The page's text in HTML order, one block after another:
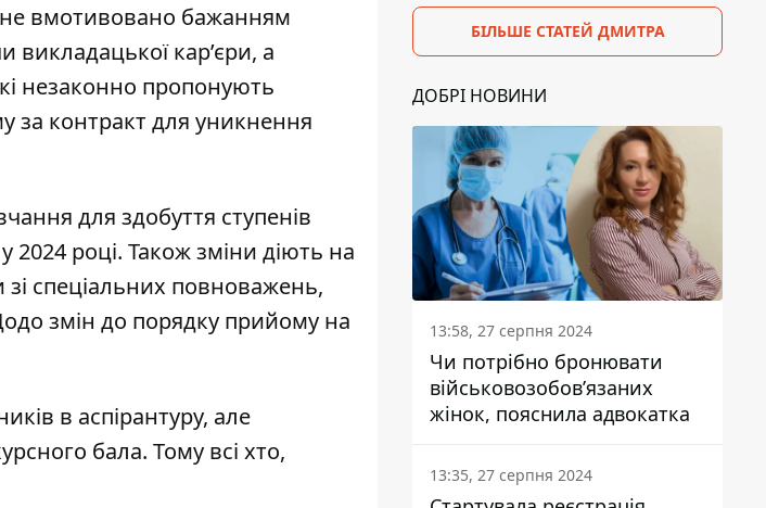
не вмотивовано бажанням
викладацької кар’єри, а
незаконно пропонують
за контракт для уникнення
для здобуття ступенів
2024 році. Також зміни діють на
спеціальних повноважень,
змін до порядку прийому на
в аспірантуру, але
бала. Тому всі хто,
БІЛЬШЕ СТАТЕЙ ДМИТРА
ДОБРІ НОВИНИ
13:58, 27 серпня 2024
Чи потрібно бронювати
військовозобов’язаних
жінок, пояснила адвокатка
13:35, 27 серпня 2024